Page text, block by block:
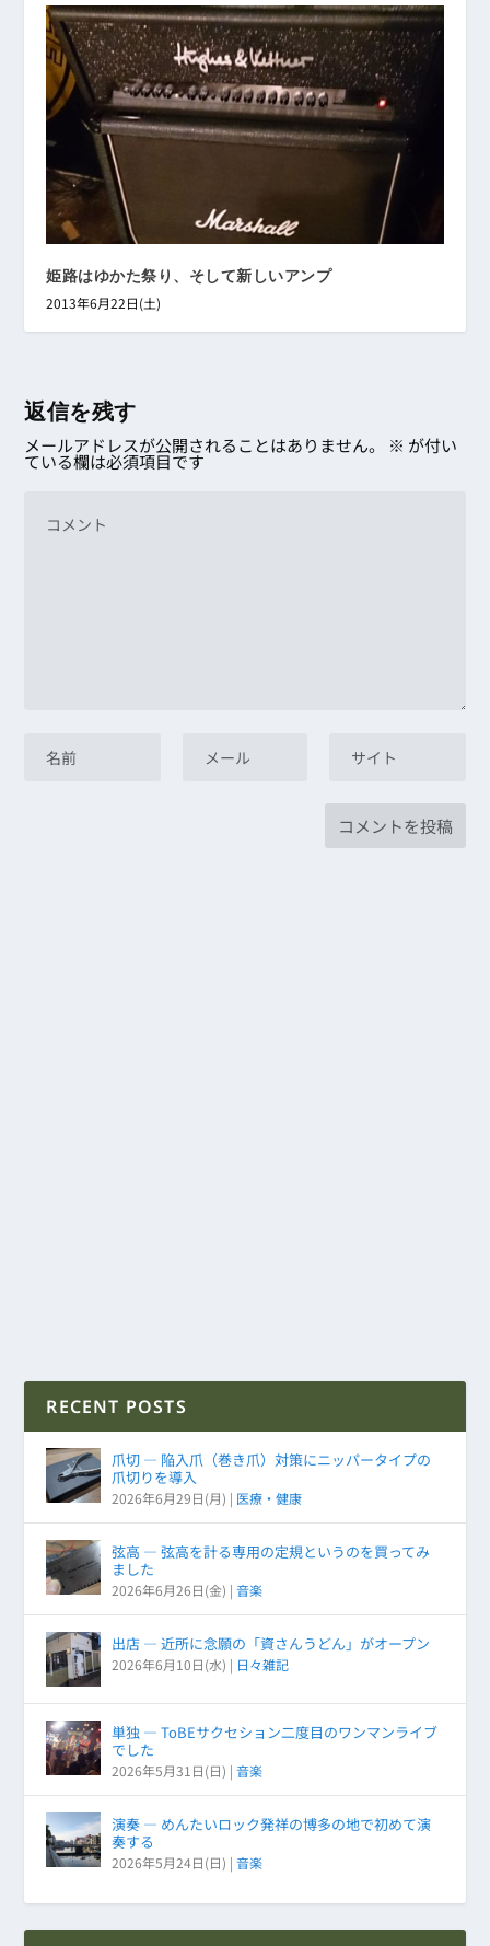
姫路はゆかた祭り、そして新しいアンプ
2013年6月22日(土)
返信を残す
メールアドレスが公開されることはありません。 ※ が付い
ている欄は必須項目です
RECENT POSTS
爪切 ― 陥入爪（巻き爪）対策にニッパータイプの
爪切りを導入
2026年6月29日(月) | 医療・健康
弦高 ― 弦高を計る専用の定規というのを買ってみ
ました
2026年6月26日(金) |音楽
出店 ― 近所に念願の「資さんうどん」がオープン
2026年6月10日(水) | 日々雑記
単独 ― ToBEサクセション二度目のワンマンライブ
でした
2026年5月31日(日) |音楽
演奏 ― めんたいロック発祥の博多の地で初めて演
奏する
2026年5月24日(日) |音楽